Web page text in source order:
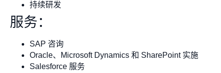
持续研发
服务：
SAP 咨询
Oracle、Microsoft Dynamics 和 SharePoint 实施
Salesforce 服务